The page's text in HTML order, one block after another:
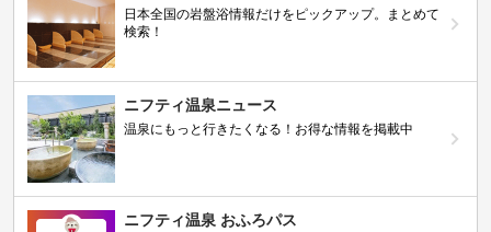
日本全国の岩盤浴情報だけをピックアップ。まとめて
検索！
ニフティ温泉ニュース
温泉にもっと行きたくなる！お得な情報を掲載中
ニフティ温泉 おふろパス